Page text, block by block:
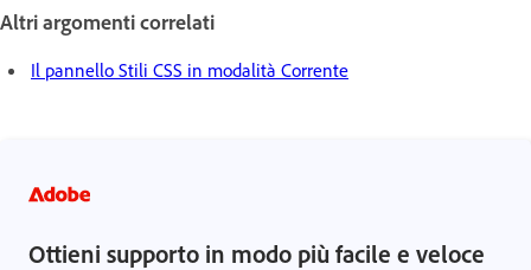
Altri argomenti correlati
Il pannello Stili CSS in modalità Corrente
Ottieni supporto in modo più facile e veloce